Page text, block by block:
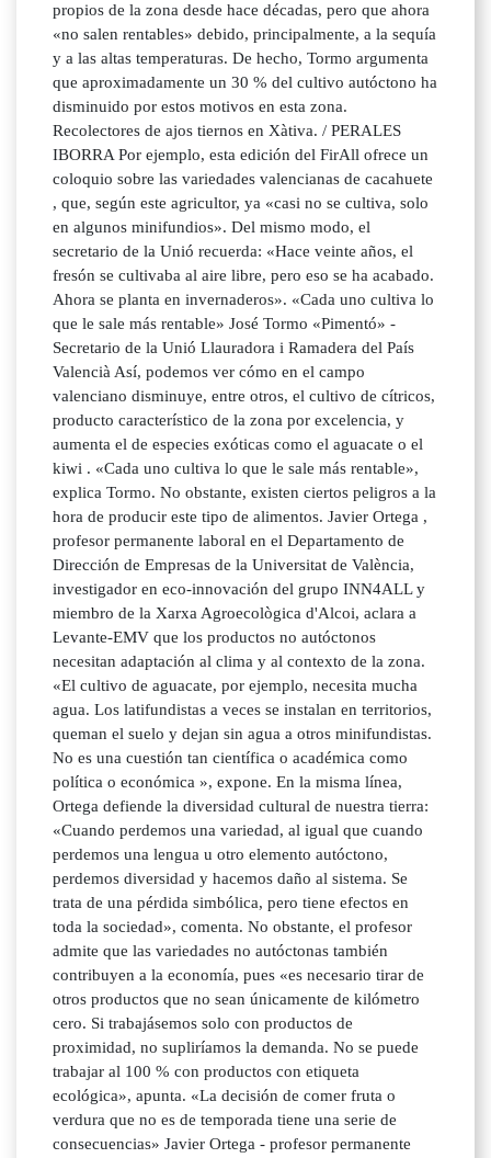
propios de la zona desde hace décadas, pero que ahora
«no salen rentables» debido, principalmente, a la sequía
y a las altas temperaturas. De hecho, Tormo argumenta
que aproximadamente un 30 % del cultivo autóctono ha
disminuido por estos motivos en esta zona.
Recolectores de ajos tiernos en Xàtiva. / PERALES
IBORRA Por ejemplo, esta edición del FirAll ofrece un
coloquio sobre las variedades valencianas de cacahuete
, que, según este agricultor, ya «casi no se cultiva, solo
en algunos minifundios». Del mismo modo, el
secretario de la Unió recuerda: «Hace veinte años, el
fresón se cultivaba al aire libre, pero eso se ha acabado.
Ahora se planta en invernaderos». «Cada uno cultiva lo
que le sale más rentable» José Tormo «Pimentó» -
Secretario de la Unió Llauradora i Ramadera del País
Valencià Así, podemos ver cómo en el campo
valenciano disminuye, entre otros, el cultivo de cítricos,
producto característico de la zona por excelencia, y
aumenta el de especies exóticas como el aguacate o el
kiwi . «Cada uno cultiva lo que le sale más rentable»,
explica Tormo. No obstante, existen ciertos peligros a la
hora de producir este tipo de alimentos. Javier Ortega ,
profesor permanente laboral en el Departamento de
Dirección de Empresas de la Universitat de València,
investigador en eco-innovación del grupo INN4ALL y
miembro de la Xarxa Agroecològica d'Alcoi, aclara a
Levante-EMV que los productos no autóctonos
necesitan adaptación al clima y al contexto de la zona.
«El cultivo de aguacate, por ejemplo, necesita mucha
agua. Los latifundistas a veces se instalan en territorios,
queman el suelo y dejan sin agua a otros minifundistas.
No es una cuestión tan científica o académica como
política o económica », expone. En la misma línea,
Ortega defiende la diversidad cultural de nuestra tierra:
«Cuando perdemos una variedad, al igual que cuando
perdemos una lengua u otro elemento autóctono,
perdemos diversidad y hacemos daño al sistema. Se
trata de una pérdida simbólica, pero tiene efectos en
toda la sociedad», comenta. No obstante, el profesor
admite que las variedades no autóctonas también
contribuyen a la economía, pues «es necesario tirar de
otros productos que no sean únicamente de kilómetro
cero. Si trabajásemos solo con productos de
proximidad, no supliríamos la demanda. No se puede
trabajar al 100 % con productos con etiqueta
ecológica», apunta. «La decisión de comer fruta o
verdura que no es de temporada tiene una serie de
consecuencias» Javier Ortega - profesor permanente